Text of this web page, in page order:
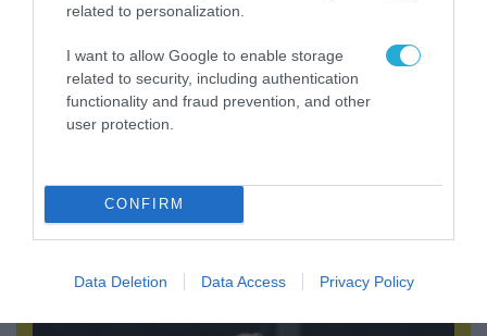
related to personalization.
I want to allow Google to enable storage
related to security, including authentication
functionality and fraud prevention, and other
user protection.
CONFIRM
Data Deletion Data Access Privacy Policy
07.08.2026 | 00:02
Τουρκικά οπλισμένα F-16 «συνεπλάκησαν» με